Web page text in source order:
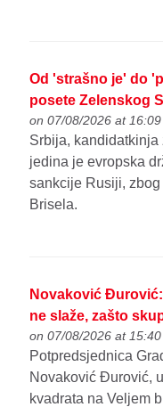
Od 'strašno je' do
posete Zelenskog
on 07/08/2026 at 16:09
Srbija,
jedina je evropska
sankcije Rusiji,
Brisela.
Novaković
ne slaže, zašto
on 07/08/2026 at 15:40
Potpredsjednica
Novaković Đurović,
kvadrata na Veljem